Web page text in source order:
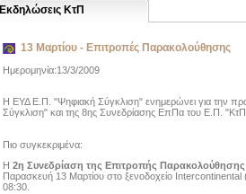
Εκδηλώσεις ΚτΠ
13 Μαρτίου - Επιτροπές Παρακολούθησης
Ημερομηνία:13/3/2009
Η ΕΥΔ Ε.Π. "Ψηφιακή Σύγκλιση" ενημερώνει για την
Σύγκλιση" και της 8ης Συνεδρίασης ΕπΠα του Ε.Π.
Πιο συγκεκριμένα:
Η 2η Συνεδρίαση της Επιτροπής
Παρασκευή 13 Μαρτίου στο ξενοδοχείο
08:30.